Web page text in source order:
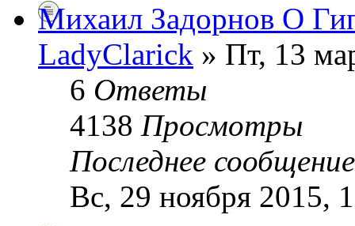
Михаил Задорнов О
LadyClarick » Пт, 13
6 Ответы
4138 Просмотры
Последнее
Вс, 29 ноября 2015,